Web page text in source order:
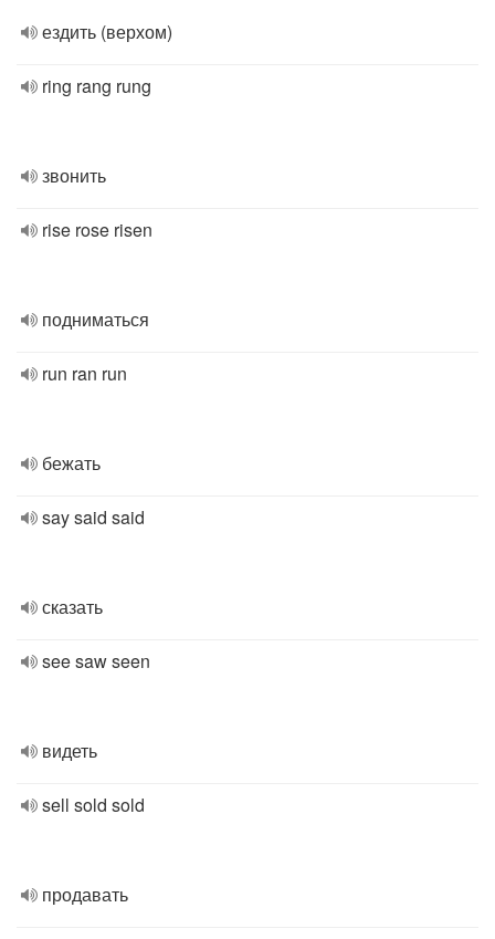
ездить (верхом)
ring rang rung
звонить
rise rose risen
подниматься
run ran run
бежать
say said said
сказать
see saw seen
видеть
sell sold sold
продавать